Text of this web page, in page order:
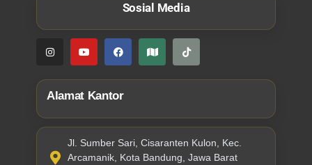
Sosial Media
Alamat Kantor
Jl. Sumber Sari, Cisaranten Kulon, Kec.
Arcamanik, Kota Bandung, Jawa Barat